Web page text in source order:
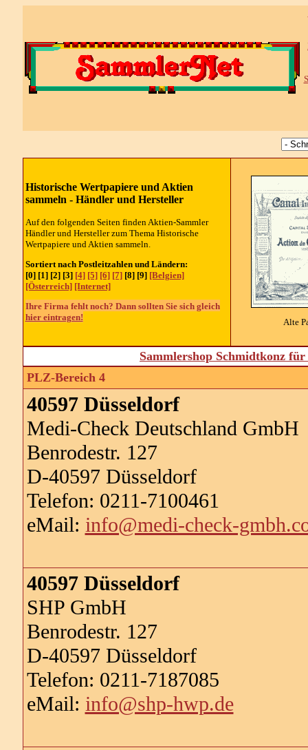
Historische Wertpapiere und Aktien
sammeln - Händler und Hersteller
Auf den folgenden Seiten finden Aktien-Sammler
Händler und Hersteller zum Thema Historische
Wertpapiere und Aktien sammeln.
Sortiert nach Postleitzahlen und Ländern:
[0] [1] [2] [3] [4] [5] [6] [7][8] [9] [Belgien]
[Österreich] [Internet]
Ihre Firma fehlt noch? Dann sollten Sie sich gleich
hier eintragen!
Alte
Sammlershop Schmidtkonz
PLZ-Bereich 4
40597 Düsseldorf
Medi-Check Deutschland GmbH
Benrodestr. 127
D-40597 Düsseldorf
Telefon: 0211-7100461
eMail: info@medi-check-
40597 Düsseldorf
SHP GmbH
Benrodestr. 127
D-40597 Düsseldorf
Telefon: 0211-7187085
eMail: info@shp-hwp.de